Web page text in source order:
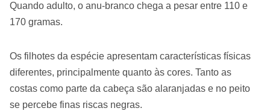
Quando adulto, o anu-branco chega a pesar entre 110 e
170 gramas.
Os filhotes da espécie apresentam características físicas
diferentes, principalmente quanto às cores. Tanto as
costas como parte da cabeça são alaranjadas e no peito
se percebe finas riscas negras.